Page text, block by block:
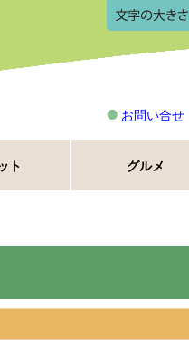
お問い合せ
ト グルメ